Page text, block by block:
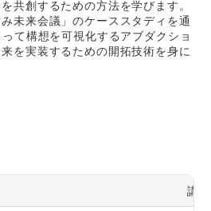
共創するための方法を学びます。
未来会議」のケーススタディを通
て構想を可視化するアブダクショ
を実装するための開拓技術を身に
講